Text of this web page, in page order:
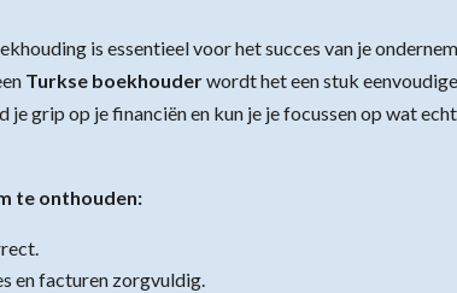
is essentieel voor het succes van je
Turkse boekhouderwordt het een stuk
je grip op je financiën en kun je je focussen op wat
te onthouden:
en facturen zorgvuldig.